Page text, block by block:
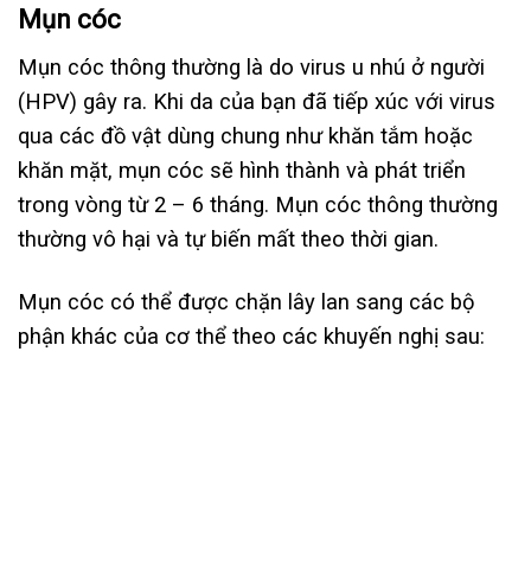
Mụn cóc
Mụn cóc thông thường là do virus u nhú ở người
(HPV) gây ra. Khi da của bạn đã tiếp xúc với virus
qua các đồ vật dùng chung như khăn tắm hoặc
khăn mặt, mụn cóc sẽ hình thành và phát triển
trong vòng từ 2 – 6 tháng. Mụn cóc thông thường
thường vô hại và tự biến mất theo thời gian.
Mụn cóc có thể được chặn lây lan sang các bộ
phận khác của cơ thể theo các khuyến nghị sau: